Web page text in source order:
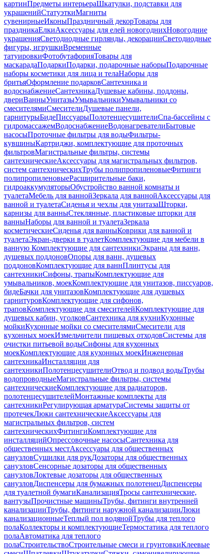
картинПредметы интерьераШкатулки, подставки для
украшенийСтатуэткиМагниты
сувенирныеИконыПраздничный декорТовары для
праздникаЕлкиАксессуары для елей новогоднихНовогодние
украшенияСветодиодные гирлянды, декорацииСветодиодные
фигуры, игрушкиВременные
татуировкиФотобутафорияТовары для
маскарадаПодаркиПодарки, подарочные наборыПодарочные
наборы косметики для лица и телаНаборы для
бритьяОформление подарковСантехника и
водоснабжениеСантехникаДушевые кабины, поддоны,
двериВанныУнитазыУмывальникиУмывальники со
смесителямиСмесителиДушевые панели,
гарнитурыБидеПиссуарыПолотенцесушителиСпа-бассейны с
гидромассажемВодоснабжениеВодонагревателиБытовые
насосыПроточные фильтры для водыФильтры-
кувшиныКартриджи, комплектующие для проточных
фильтровМагистральные фильтры, системы
сантехническиеАксессуары для магистральных фильтров,
систем сантехническихТрубы полипропиленовыеФитинги
полипропиленовыеРасширительные баки,
гидроаккумуляторыОбустройство ванной комнаты и
туалетаМебель для ваннойЗеркала для ваннойАксессуары для
ванной и туалетаСиденья и чехлы для унитазаШторки,
карнизы для ванныСтеклянные, пластиковые шторки для
ванныНаборы для ванной и туалетаЗеркала
косметическиеСиденья для ванныКоврики для ванной и
туалетаЭкран-дверки в туалетКомплектующие для мебели в
ванную Комплектующие для сантехникиЭкраны для ванн,
душевых поддоновОпоры для ванн, душевых
поддоновКомплектующие для ваннПлинтусы для
сантехникиСифоны, трапыКомплектующие для
умывальников, моекКомплектующие для унитазов, писсуаров,
бидеБачки для унитазовКомплектующие для душевых
гарнитуровКомплектующие для сифонов,
траповКомплектующие для смесителейКомплектующие для
душевых кабин, уголковСантехника для кухниКухонные
мойкиКухонные мойки со смесителямиСмесители для
кухонных моекИзмельчители пищевых отходовСистемы для
очистки питьевой водыСифоны для кухонных
моекКомплектующие для кухонных моекИнженерная
сантехникаИнсталляции для
сантехникиПолотенцесушителиОтвод и подвод водыТрубы
водопроводныеМагистральные фильтры, системы
сантехническиеКомплектующие для радиаторов,
полотенцесушителейМонтажные комплекты для
сантехникиРегулирующая арматураСистемы защиты от
протечекЛюки сантехническиеАксессуары для
магистральных фильтров, систем
сантехническихФитингиКомплектующие для
инсталляцийОпрессовочные насосыСантехника для
общественных местАксессуары для общественных
санузловСушилки для рукДозаторы для общественных
санузловСенсорные дозаторы для общественных
санузловЛоктевые дозаторы для общественных
санузловДиспенсеры для бумажных полотенецДиспенсеры
для туалетной бумагиКанализацияТросы сантехнические,
вантузыПрочистные машиныТрубы, фитинги внутренней
канализацииТрубы, фитинги наружной канализацииЛюки
канализационныеТеплый пол водянойТрубы для теплого
полаКоллекторы и комплектующиеТермостатика для теплого
полаАвтоматика для теплого
полаСтроительствоСтроительные смеси и грунтовкиКлеевые